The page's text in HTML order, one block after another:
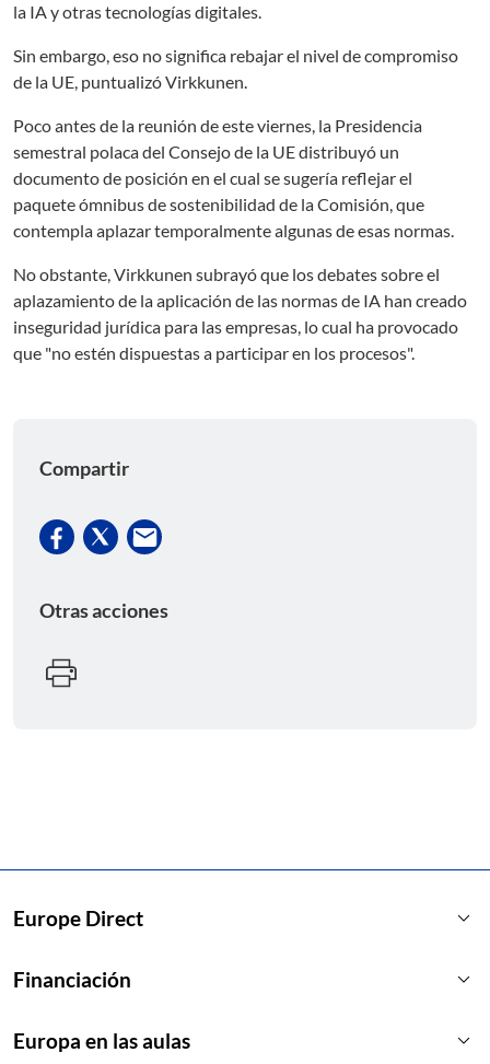
la IA y otras tecnologías digitales.
Sin embargo, eso no significa rebajar el nivel de compromiso
de la UE, puntualizó Virkkunen.
Poco antes de la reunión de este viernes, la Presidencia
semestral polaca del Consejo de la UE distribuyó un
documento de posición en el cual se sugería reflejar el
paquete ómnibus de sostenibilidad de la Comisión, que
contempla aplazar temporalmente algunas de esas normas.
No obstante, Virkkunen subrayó que los debates sobre el
aplazamiento de la aplicación de las normas de IA han creado
inseguridad jurídica para las empresas, lo cual ha provocado
que "no estén dispuestas a participar en los procesos".
Compartir
Otras acciones
Europe Direct keyboard_arrow_down
Financiación keyboard_arrow_down
Europa en las aulas keyboard_arrow_down